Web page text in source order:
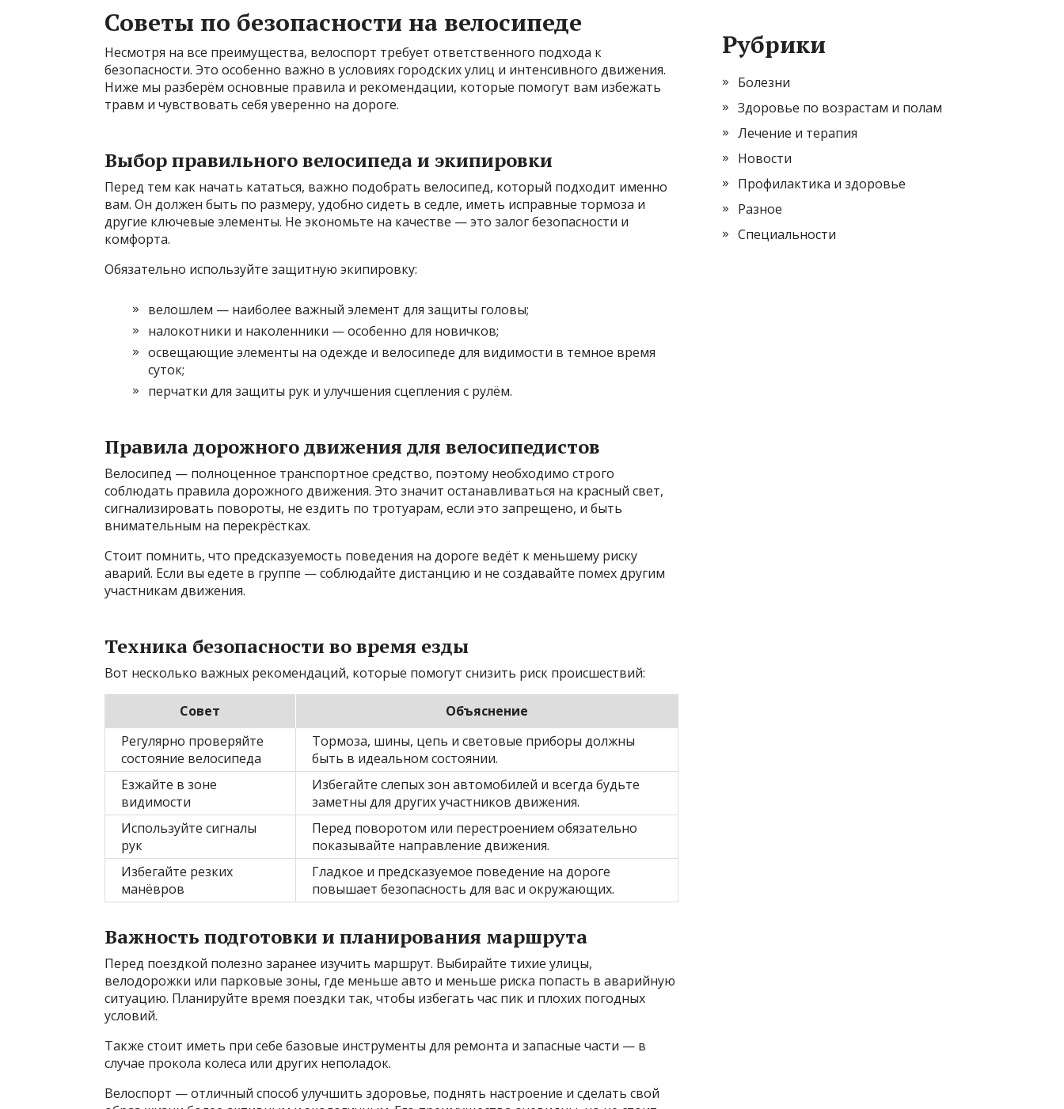
Советы по безопасности на велосипеде
Несмотря на все преимущества, велоспорт требует ответственного подхода к
безопасности. Это особенно важно в условиях городских улиц и интенсивного движения.
Ниже мы разберём основные правила и рекомендации, которые помогут вам избежать
травм и чувствовать себя уверенно на дороге.
Выбор правильного велосипеда и экипировки
Перед тем как начать кататься, важно подобрать велосипед, который подходит именно
вам. Он должен быть по размеру, удобно сидеть в седле, иметь исправные тормоза и
другие ключевые элементы. Не экономьте на качестве — это залог безопасности и
комфорта.
Обязательно используйте защитную экипировку:
велошлем — наиболее важный элемент для защиты головы;
налокотники и наколенники — особенно для новичков;
освещающие элементы на одежде и велосипеде для видимости в темное время
суток;
перчатки для защиты рук и улучшения сцепления с рулём.
Правила дорожного движения для велосипедистов
Велосипед — полноценное транспортное средство, поэтому необходимо строго
соблюдать правила дорожного движения. Это значит останавливаться на красный свет,
сигнализировать повороты, не ездить по тротуарам, если это запрещено, и быть
внимательным на перекрёстках.
Стоит помнить, что предсказуемость поведения на дороге ведёт к меньшему риску
аварий. Если вы едете в группе — соблюдайте дистанцию и не создавайте помех другим
участникам движения.
Техника безопасности во время езды
Вот несколько важных рекомендаций, которые помогут снизить риск происшествий:
Совет
Объяснение
Регулярно проверяйте
состояние велосипеда
Тормоза, шины, цепь и световые приборы должны
быть в идеальном состоянии.
Езжайте в зоне
видимости
Избегайте слепых зон автомобилей и всегда будьте
заметны для других участников движения.
Используйте сигналы
рук
Перед поворотом или перестроением обязательно
показывайте направление движения.
Избегайте резких
манёвров
Гладкое и предсказуемое поведение на дороге
повышает безопасность для вас и окружающих.
Важность подготовки и планирования маршрута
Перед поездкой полезно заранее изучить маршрут. Выбирайте тихие улицы,
велодорожки или парковые зоны, где меньше авто и меньше риска попасть в аварийную
ситуацию. Планируйте время поездки так, чтобы избегать час пик и плохих погодных
условий.
Также стоит иметь при себе базовые инструменты для ремонта и запасные части — в
случае прокола колеса или других неполадок.
Велоспорт — отличный способ улучшить здоровье, поднять настроение и сделать свой
Рубрики
Болезни
Здоровье по возрастам и полам
Лечение и терапия
Новости
Профилактика и здоровье
Разное
Специальности